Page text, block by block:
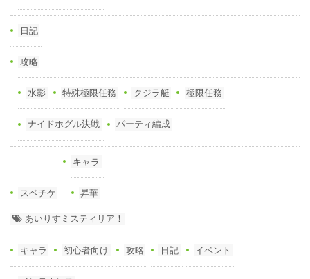
日記
攻略
水影 特殊極限任務 クジラ艇 極限任務
ナイドホグル決戦 パーティ編成
スペチケ
キャラ
昇華
あいりすミスティリア！
キャラ 初心者向け 攻略 日記 イベント